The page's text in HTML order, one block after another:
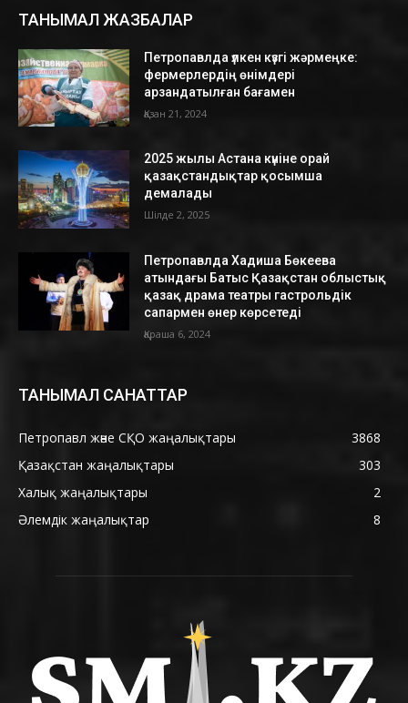
ТАНЫМАЛ ЖАЗБАЛАР
Петропавлда үлкен күзгі жәрмеңке:
фермерлердің өнімдері
арзандатылған бағамен
Қазан 21, 2024
2025 жылы Астана күніне орай
қазақстандықтар қосымша
демалады
Шілде 2, 2025
Петропавлда Хадиша Бөкеева
атындағы Батыс Қазақстан облыстық
қазақ драма театры гастрольдік
сапармен өнер көрсетеді
Қараша 6, 2024
ТАНЫМАЛ САНАТТАР
Петропавл және СҚО жаңалықтары
3868
Қазақстан жаңалықтары
303
Халық жаңалықтары
2
Әлемдік жаңалықтар
8